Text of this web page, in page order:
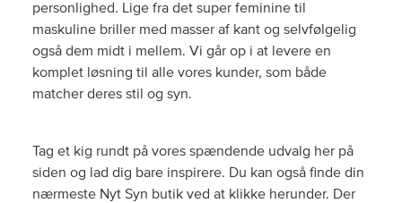
personlighed. Lige fra det super feminine til
maskuline briller med masser af kant og selvfølgelig
også dem midt i mellem. Vi går op i at levere en
komplet løsning til alle vores kunder, som både
matcher deres stil og syn.
Tag et kig rundt på vores spændende udvalg her på
siden og lad dig bare inspirere. Du kan også finde din
nærmeste Nyt Syn butik ved at klikke herunder. Der